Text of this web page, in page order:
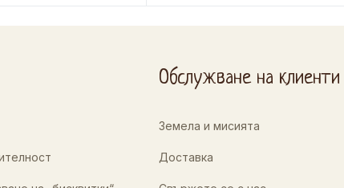
Обслужване на клиенти
Земела и мисията
Доставка